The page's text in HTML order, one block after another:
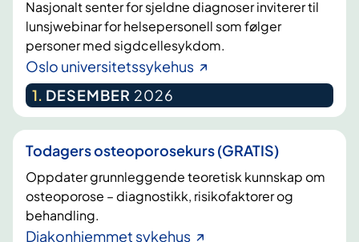
Nasjonalt senter for sjeldne diagnoser inviterer til
lunsjwebinar for helsepersonell som følger
personer med sigdcellesykdom.
Oslo universitetssykehus
1. DESEMBER 2026
Todagers osteoporosekurs (GRATIS)
Oppdater grunnleggende teoretisk kunnskap om
osteoporose – diagnostikk, risikofaktorer og
behandling.
Diakonhjemmet sykehus